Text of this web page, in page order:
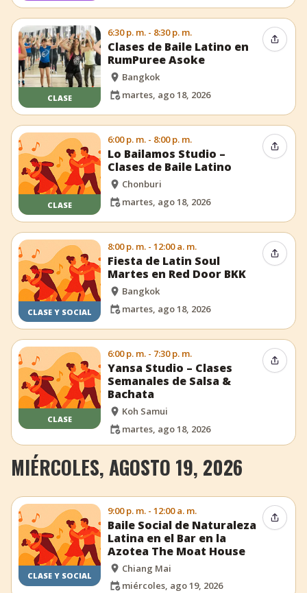
CLASE
6:30 p. m. - 8:30 p. m.
Clases de Baile Latino en
RumPuree Asoke
Bangkok
martes, ago 18, 2026
CLASE
6:00 p. m. - 8:00 p. m.
Lo Bailamos Studio –
Clases de Baile Latino
Chonburi
martes, ago 18, 2026
CLASE Y SOCIAL
8:00 p. m. - 12:00 a. m.
Fiesta de Latin Soul
Martes en Red Door BKK
Bangkok
martes, ago 18, 2026
CLASE
6:00 p. m. - 7:30 p. m.
Yansa Studio – Clases
Semanales de Salsa &
Bachata
Koh Samui
martes, ago 18, 2026
MIÉRCOLES, AGOSTO 19, 2026
CLASE Y SOCIAL
9:00 p. m. - 12:00 a. m.
Baile Social de Naturaleza
Latina en el Bar en la
Azotea The Moat House
Chiang Mai
miércoles, ago 19, 2026